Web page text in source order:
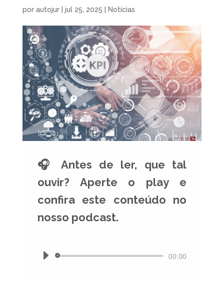
por autojur| jul 25, 2025 Notícias
🎧 Antes de ler, que tal
ouvir? Aperte o play e
confira este conteúdo no
nosso podcast.
Tocador
00:00